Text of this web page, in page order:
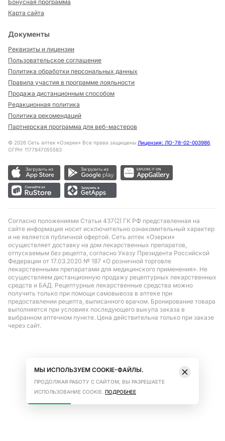
Бонусная программа
Карта сайта
Документы
Реквизиты и лицензии
Пользовательское соглашение
Политика обработки персональных данных
Правила участия в программе лояльности
Продажа дистанционным способом
Редакционная политика
Политика рекомендаций
Партнерская программа для веб-мастеров
© 2026 Сеть аптек «Озерки» Все права защищены Лицензия: ЛО-78-02-003986,
ОГРН: 1177847055583
Согласно положениями Статьи 437(2) ГК РФ представленная на
сайте информация носит исключительно ознакомительный характер
и не является публичной офертой. Сеть аптек «Озерки»
осуществляет доставку на дом лекарственных препаратов,
отпускаемым без рецепта, согласно Указу Президента Российской
Федерации от 17.03.2020 № 187 «О розничной торговле
лекарственными препаратами для медицинского применения». Не
осуществляем дистанционную продажу рецептурных лекарственных
средств и БАД. Рецептурные лекарственные средства можно
получить только при помощи самовывоза в аптеке при
предоставлении рецепта, выписанного врачом. Бронирование товара
выполняется при условиях последующего выкупа заказа в
выбранном аптечном пункте. Цена действительна только при заказе
через сайт.
МЫ ИСПОЛЬЗУЕМ COOKIE-ФАЙЛЫ.
ПРОДОЛЖАЯ РАБОТУ С САЙТОМ, ВЫ РАЗРЕШАЕТЕ
ИСПОЛЬЗОВАНИЕ COOKIE. ПОДРОБНЕЕ